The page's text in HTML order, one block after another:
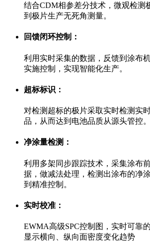
结合CDM相参差分技术，微观检测
到极片生产无死角测量。
回馈闭环控制：
利用实时采集的数据，反馈到涂布
实施控制，实现智能化生产。
超标标识：
对检测超标的极片采取实时检测实
品，从而达到电池品质从源头管控。
净涂量检测：
利用多架同步跟踪技术，采集涂布
据，做减法处理，检测出涂布的净
到精准控制。
实时校准：
EWMA高级SPC控制图，实时可靠
显示横向、纵向面密度变化趋势